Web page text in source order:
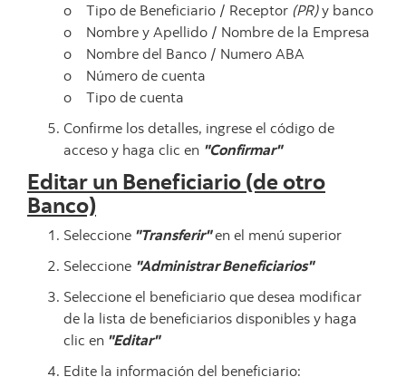
o Tipo de Beneficiario / Receptor (PR)y banco
o Nombre y Apellido / Nombre de la Empresa
o Nombre del Banco / Numero ABA
o Número de cuenta
o Tipo de cuenta
Confirme los detalles, ingrese el código de
acceso y haga clic en "Confirmar"
Editar un Beneficiario (de otro
Banco)
Seleccione "Transferir"en el menú superior
Seleccione "Administrar Beneficiarios"
Seleccione el beneficiario que desea modificar
de la lista de beneficiarios disponibles y haga
clic en "Editar"
Edite la información del beneficiario: